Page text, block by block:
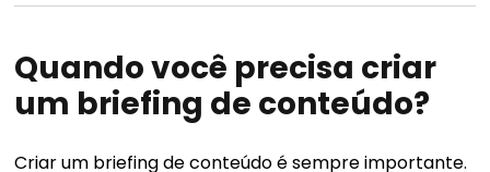
Quando você precisa criar
um briefing de conteúdo?
Criar um briefing de conteúdo é sempre importante.